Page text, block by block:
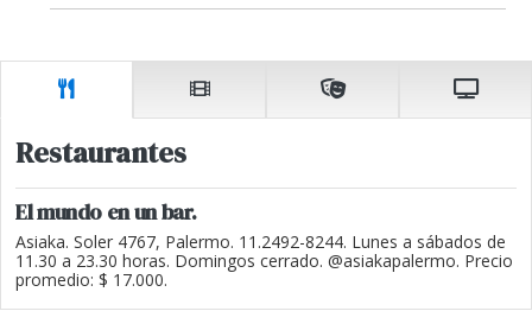
Restaurantes
El mundo en un bar.
Asiaka. Soler 4767, Palermo. 11.2492-8244. Lunes a sábados de
11.30 a 23.30 horas. Domingos cerrado. @asiakapalermo. Precio
promedio: $ 17.000.